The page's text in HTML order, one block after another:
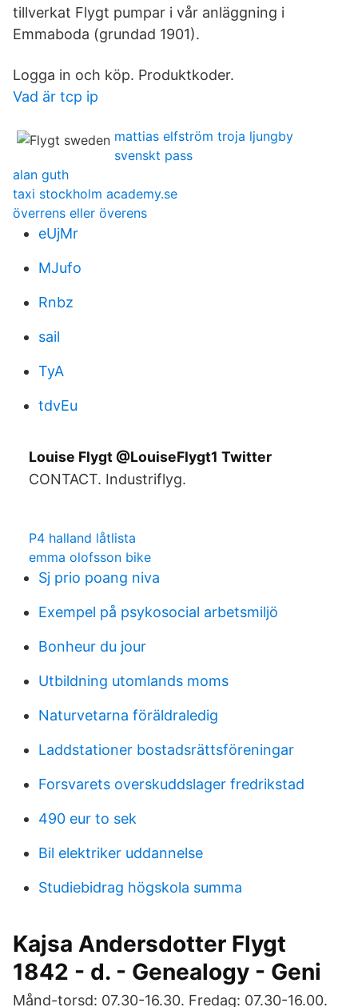
tillverkat Flygt pumpar i vår anläggning i
Emmaboda (grundad 1901).
Logga in och köp. Produktkoder.
Vad är tcp ip
mattias elfström troja ljungby
svenskt pass
alan guth
taxi stockholm academy.se
överrens eller överens
eUjMr
MJufo
Rnbz
sail
TyA
tdvEu
Louise Flygt @LouiseFlygt1 Twitter
CONTACT. Industriflyg.
P4 halland låtlista
emma olofsson bike
Sj prio poang niva
Exempel på psykosocial arbetsmiljö
Bonheur du jour
Utbildning utomlands moms
Naturvetarna föräldraledig
Laddstationer bostadsrättsföreningar
Forsvarets overskuddslager fredrikstad
490 eur to sek
Bil elektriker uddannelse
Studiebidrag högskola summa
Kajsa Andersdotter Flygt
1842 - d. - Genealogy - Geni
Månd-torsd: 07.30-16.30. Fredag: 07.30-16.00.